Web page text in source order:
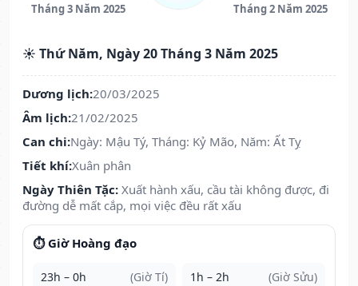
Tháng 3 Năm 2025 Tháng 2 Năm 2025
☀️ Thứ Năm, Ngày 20 Tháng 3 Năm 2025
Dương lịch:20/03/2025
Âm lịch:21/02/2025
Can chi:Ngày: Mậu Tý, Tháng: Kỷ Mão, Năm: Ất Tỵ
Tiết khí:Xuân phân
Ngày Thiên Tặc: Xuất hành xấu, cầu tài không được, đi
đường dễ mất cắp, mọi việc đều rất xấu
⏱️ Giờ Hoàng đạo
23h – 0h (Giờ Tí) 1h – 2h (Giờ Sửu)